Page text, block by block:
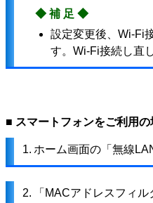
◆補足◆
設定変更後、Wi-Fi
す。Wi-Fi接続し直
■ スマートフォンをご利用の
1. ホーム画面の「無線
2.
「MACアドレスフィ